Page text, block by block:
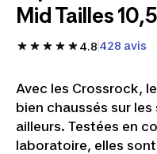
Mid Tailles
4.8 428 avis
Avec les Crossrock,
bien chaussés sur
ailleurs. Testées en
laboratoire, elles